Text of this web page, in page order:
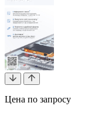
Цена по запросу